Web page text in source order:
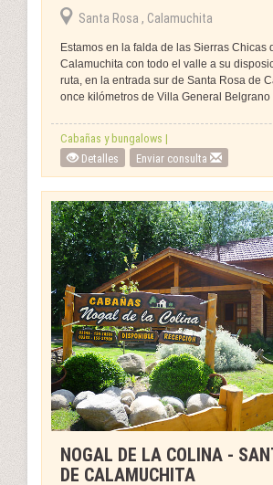
Santa Rosa , Calamuchita
Estamos en la falda de las Sierras Chicas
Calamuchita con todo el valle a su
ruta, en la entrada sur de Santa Rosa de
once kilómetros de Villa General Belgrano
Cabañas y bungalows |
Detalles
Enviar consulta
NOGAL DE LA COLINA -
DE CALAMUCHITA